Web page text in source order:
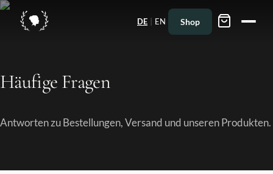
DE | EN Shop
Häufige Fragen
Antworten zu Bestellungen, Versand und unseren Produkten.